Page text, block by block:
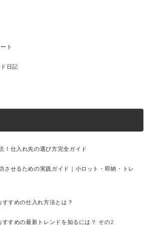
ト
日記
！仕入れ先の選び方完全ガイド
させるための実践ガイド｜小ロット・即納・トレ
すめの仕入れ方法とは？
すめの最新トレンドを知るには？ その2